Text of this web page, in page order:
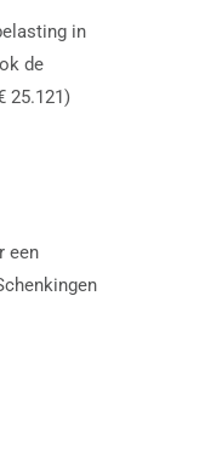
in
de
25.121)
een